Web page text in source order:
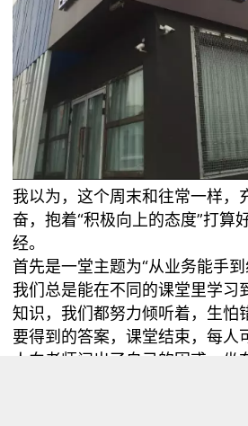
我以为，这个周末和往常一样，
奋，抱着“积极向上的态度”打算
经。
首先是一堂主题为“从业务能手到
我们总是能在不同的课堂里学习
知识，我们都努力倾听着，生怕
要得到的答案，课堂结束，每人
人向老师问出了自己的困惑，坐